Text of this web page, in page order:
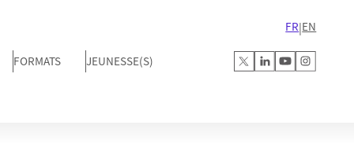
FORMATS JEUNESSE(S)
FR|EN